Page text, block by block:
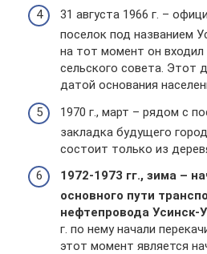
31 августа 1966 г. –
поселок под названием
на тот момент он входил
сельского совета. Этот
датой основания
1970 г., март – рядом с
закладка будущего
состоит только из
1972-1973 гг., зима –
основного пути
нефтепровода Усинск-
г. по нему начали
этот момент является